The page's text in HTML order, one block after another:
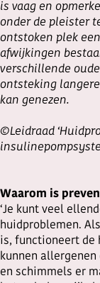
is vaag en
onder de pleister
ontstoken plek
afwijkingen
verschillende
ontsteking
kan genezen.
©Leidraad
Waarom is
‘Je kunt veel
huidproblemen.
is, functioneert de
kunnen
en schimmels er